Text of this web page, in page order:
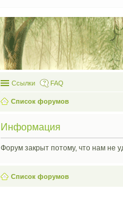
Ссылки FAQ
Список форумов
Информация
Форум закрыт потому, что нам не
Список форумов